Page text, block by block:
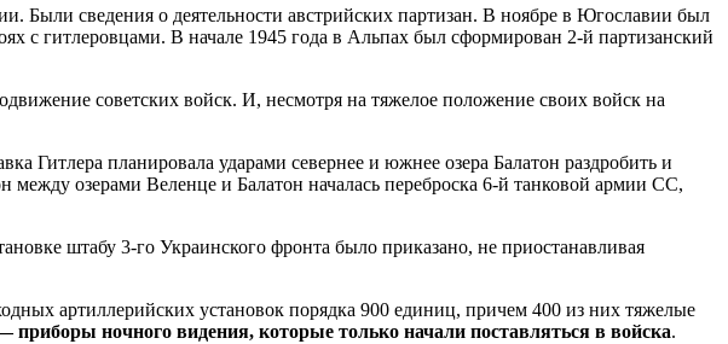
Были сведения о деятельности австрийских партизан. В ноябре в Югославии был
с гитлеровцами. В начале 1945 года в Альпах был сформирован 2-й партизанский
советских войск. И, несмотря на тяжелое положение своих войск на
Гитлера планировала ударами севернее и южнее озера Балатон раздробить и
озерами Веленце и Балатон началась переброска 6-й танковой армии СС,
штабу 3-го Украинского фронта было приказано, не приостанавливая
артиллерийских установок порядка 900 единиц, причем 400 из них тяжелые
ночного видения, которые только начали поставляться в войска.